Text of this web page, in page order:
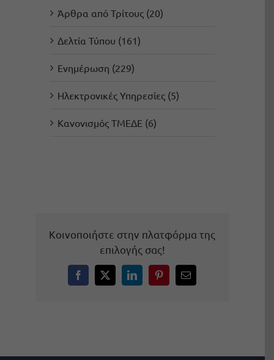
Άρθρα από Τρίτους (20)
Δελτία Τύπου (161)
Ενημέρωση (229)
Ηλεκτρονικές Υπηρεσίες (5)
Κανονισμός ΤΜΕΔΕ (6)
Κοινοποιήστε στην πλατφόρμα της
επιλογής σας!
Facebook
X LinkedInPinterestEmail